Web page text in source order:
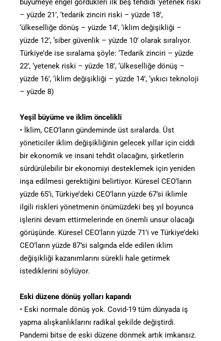
büyümeye engel gördükleri ilk beş tehdidi ‘yetenek riski
– yüzde 21’, ‘tedarik zinciri riski – yüzde 18’,
‘ülkeselliğe dönüş – yüzde 14’, ‘iklim değişikliği –
yüzde 12’, ‘siber güvenlik – yüzde 10’ olarak sıralıyor.
Türkiye’de ise sıralama şöyle: ‘Tedarik zinciri – yüzde
22’, ‘yetenek riski – yüzde 18’, ‘ülkeselliğe dönüş –
yüzde 16’, ‘iklim değişikliği – yüzde 14’, ‘yıkıcı teknoloji
– yüzde 8)
Yeşil büyüme ve iklim öncelikli
• İklim, CEO’ların gündeminde üst sıralarda. Üst
yöneticiler iklim değişikliğinin gelecek yıllar için ciddi
bir ekonomik ve insani tehdit olacağını, şirketlerin
sürdürülebilir bir ekonomiyi desteklemek için yeniden
inşa edilmesi gerektiğini belirtiyor. Küresel CEO’ların
yüzde 65’i, Türkiye’deki CEO’ların yüzde 67’si iklimle
ilgili riskleri yönetmenin önümüzdeki beş yıl boyunca
işlerini devam ettirmelerinde en önemli unsur olacağı
görüşünde. Küresel CEO’ların yüzde 71’i ve Türkiye’deki
CEO’ların yüzde 87’si salgında elde edilen iklim
değişikliği kazanımlarını sürekli hale getirmek
istediklerini söylüyor.
Eski düzene dönüş yolları kapandı
• Eski normale dönüş yok. Covid-19 tüm dünyada iş
yapma alışkanlıklarını radikal şekilde değiştirdi.
Pandemi bitse de eski düzene dönmek artık imkansız.